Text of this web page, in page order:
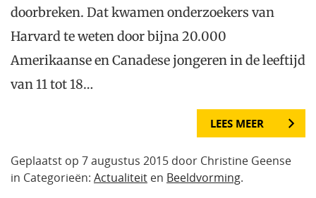
doorbreken. Dat kwamen onderzoekers van
Harvard te weten door bijna 20.000
Amerikaanse en Canadese jongeren in de leeftijd
van 11 tot 18…
LEES MEER
Geplaatst op 7 augustus 2015 door Christine Geense
in Categorieën: Actualiteit en Beeldvorming.